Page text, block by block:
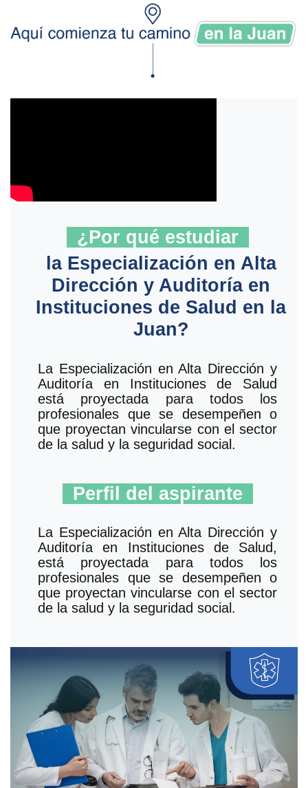
¿Por qué estudiar
la Especialización en Alta
Dirección y Auditoría en
Instituciones de Salud en la
Juan?
La Especialización en Alta Dirección y
Auditoría en Instituciones de Salud
está proyectada para todos los
profesionales que se desempeñen o
que proyectan vincularse con el sector
de la salud y la seguridad social.
Perfil del aspirante
La Especialización en Alta Dirección y
Auditoría en Instituciones de Salud,
está proyectada para todos los
profesionales que se desempeñen o
que proyectan vincularse con el sector
de la salud y la seguridad social.